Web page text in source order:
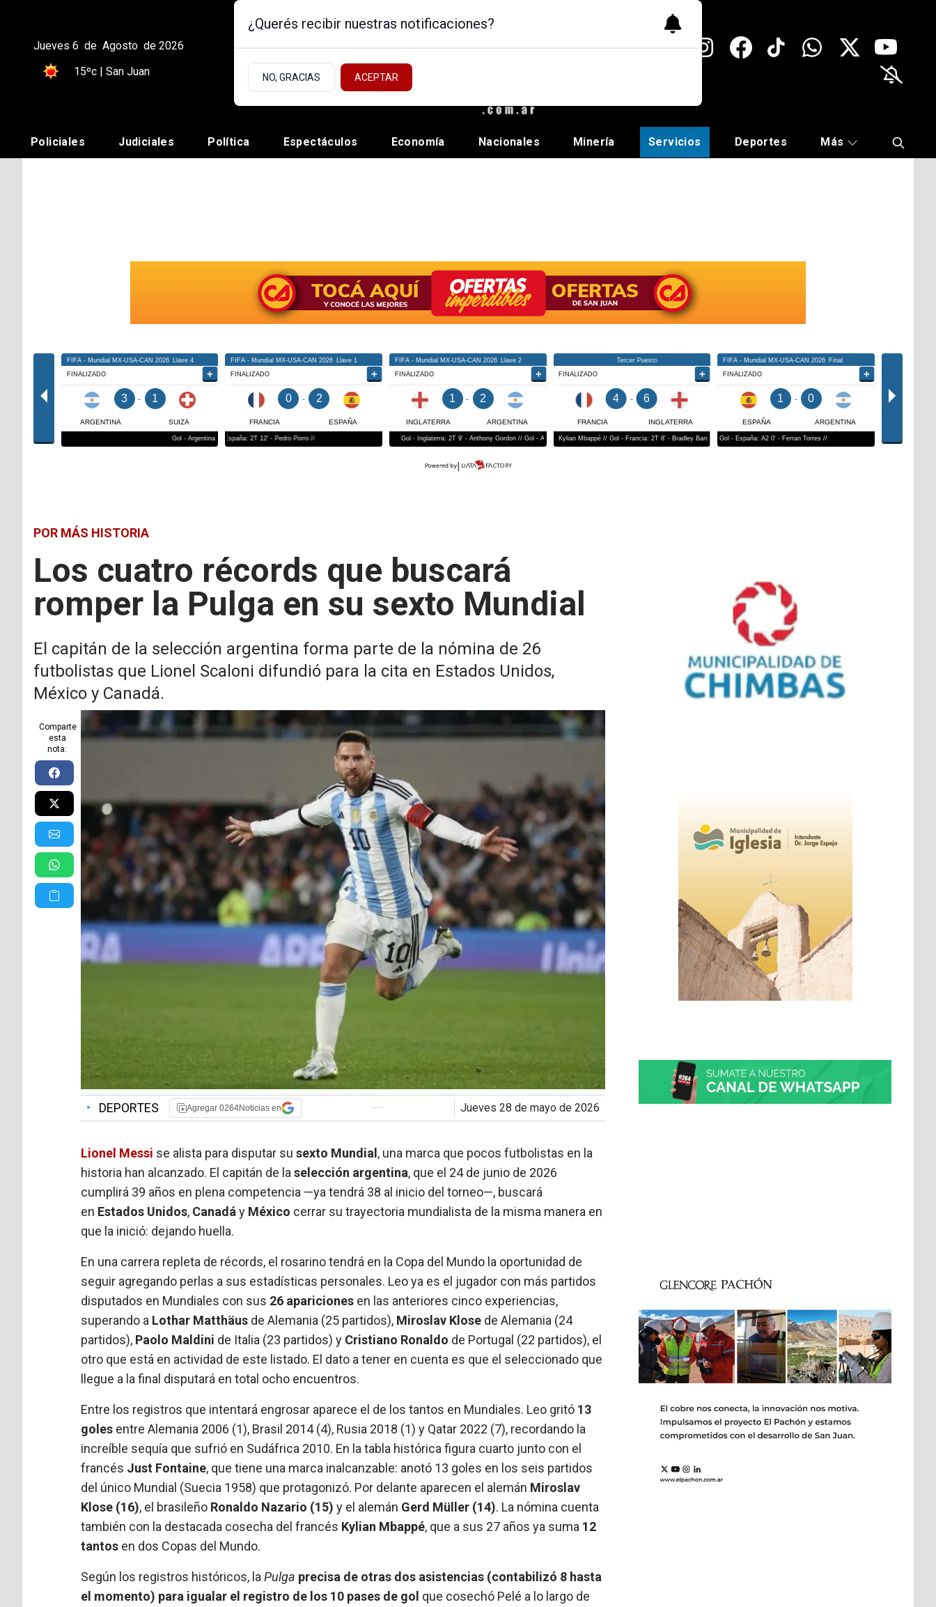
Jueves 6 de Agosto de 2026
15ºc | San Juan
Policiales Judiciales Política Espectáculos Economía Nacionales Minería Servicios Deportes Más
POR MÁS HISTORIA
Los cuatro récords que buscará
romper la Pulga en su sexto Mundial
El capitán de la selección argentina forma parte de la nómina de 26
futbolistas que Lionel Scaloni difundió para la cita en Estados Unidos,
México y Canadá.
Comparte
esta
nota:
• DEPORTES Agregar 0264Noticias en jueves 28 de mayo de 2026
Lionel Messi se alista para disputar susexto Mundial, una marca que pocos futbolistas en la
historia han alcanzado. El capitán de laselección argentina, que el 24 de junio de 2026
cumplirá 39 años en plena competencia —ya tendrá 38 al inicio del torneo—, buscará
en Estados Unidos, Canadá y México cerrar su trayectoria mundialista de la misma manera en
que la inició: dejando huella.
En una carrera repleta de récords, el rosarino tendrá en la Copa del Mundo la oportunidad de
seguir agregando perlas a sus estadísticas personales. Leo ya es el jugador con más partidos
disputados en Mundiales con sus 26 apariciones en las anteriores cinco experiencias,
superando a Lothar Matthäus de Alemania (25 partidos), Miroslav Klose de Alemania (24
partidos), Paolo Maldini de Italia (23 partidos) y Cristiano Ronaldo de Portugal (22 partidos), el
otro que está en actividad de este listado. El dato a tener en cuenta es que el seleccionado que
llegue a la final disputará en total ocho encuentros.
Entre los registros que intentará engrosar aparece el de los tantos en Mundiales. Leo gritó 13
goles entre Alemania 2006 (1), Brasil 2014 (4), Rusia 2018 (1) y Qatar 2022 (7), recordando la
increíble sequía que sufrió en Sudáfrica 2010. En la tabla histórica figura cuarto junto con el
francés Just Fontaine, que tiene una marca inalcanzable: anotó 13 goles en los seis partidos
del único Mundial (Suecia 1958) que protagonizó. Por delante aparecen el alemán Miroslav
Klose (16), el brasileño Ronaldo Nazario (15) y el alemán Gerd Müller (14). La nómina cuenta
también con la destacada cosecha del francés Kylian Mbappé, que a sus 27 años ya suma 12
tantos en dos Copas del Mundo.
Según los registros históricos, laPulga precisa de otras dos asistencias (contabilizó 8 hasta
el momento) para igualar el registro de los 10 pases de gol que cosechó Pelé a lo largo de
¿Querés recibir nuestras notificaciones?
NO, GRACIAS ACEPTAR